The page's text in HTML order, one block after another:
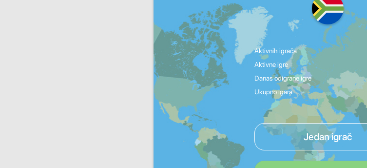
Aktivnih igrača
Aktivne igre
Danas odigrane igre
Ukupno igara
Jedan igrač